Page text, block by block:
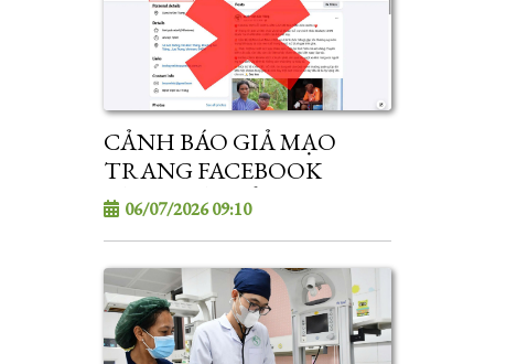
CẢNH BÁO GIẢ MẠO
TRANG FACEBOOK
BỆNH VIỆN SẢN - NHI
SÓC TRĂNG
06/07/2026 09:10